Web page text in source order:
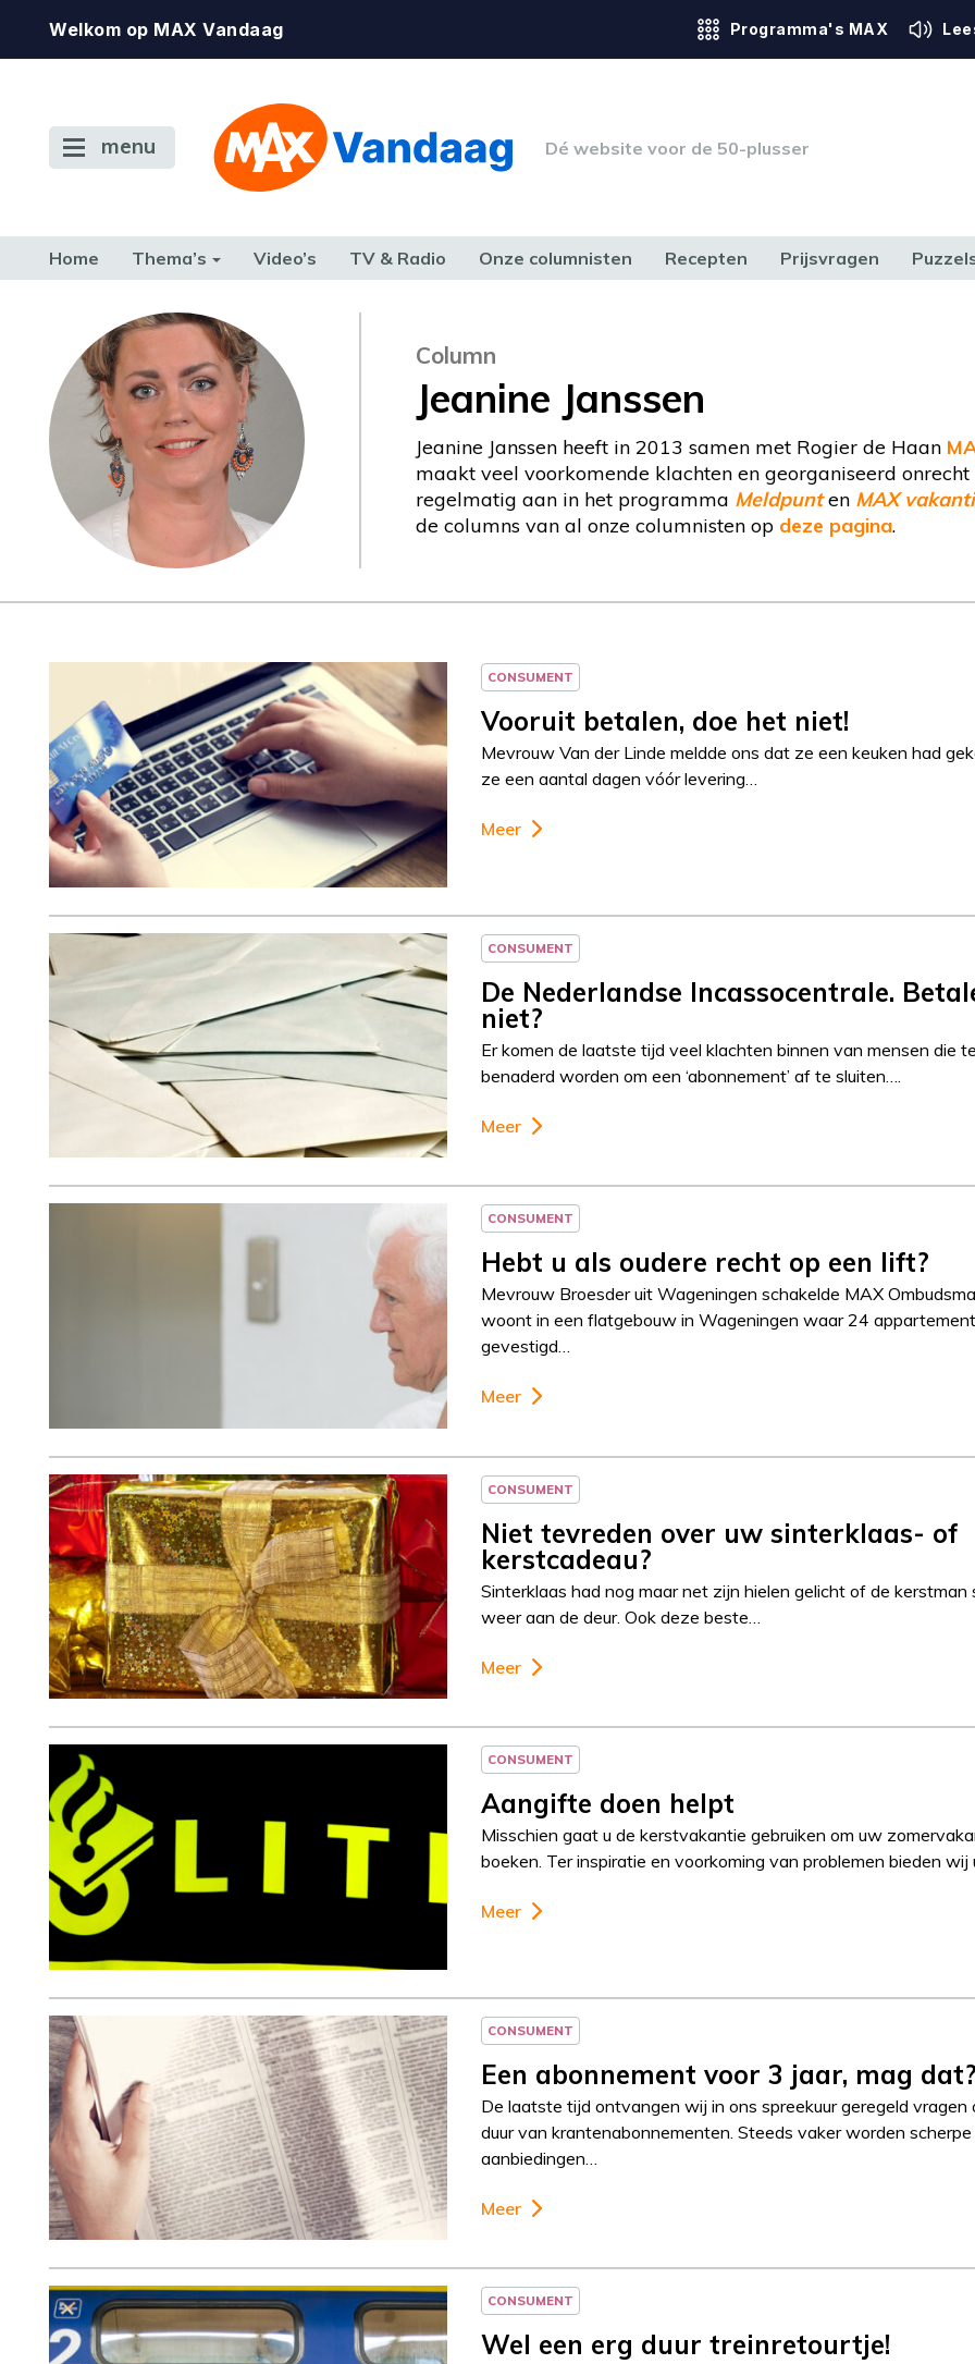
Welkom op MAX Vandaag Programma's MAX
menu Dé website voor de 50-plusser
Home Thema’s Video’s TV & Radio Onze columnisten Recepten Prijsvragen
TERUG NAAR TOEN
Column
Jeanine Janssen
Jeanine Janssen heeft in 2013 samen met Rogier de Haan
maakt veel voorkomende klachten en georganiseerd
regelmatig aan in het programma Meldpunten MAX
de columns van al onze columnisten op deze pagina.
Column
Jeanine Janssen
CONSUMENT
Vooruit betalen, doe het niet!
Mevrouw Van der Linde meldde ons dat ze een keuken had
ze een aantal dagen vóór levering…
Meer
Column
Jeanine Janssen
CONSUMENT
De Nederlandse Incassocentrale.
niet?
Er komen de laatste tijd veel klachten binnen van mensen die
benaderd worden om een ‘abonnement’ af te sluiten….
Meer
Column
CONSUMENT
Hebt u als oudere recht op een lift?
Mevrouw Broesder uit Wageningen schakelde MAX
woont in een flatgebouw in Wageningen waar 24
gevestigd…
Meer
Column
Jeanine Janssen
CONSUMENT
Niet tevreden over uw sinterklaas- of
kerstcadeau?
Sinterklaas had nog maar net zijn hielen gelicht of de kerstman
weer aan de deur. Ook deze beste…
Meer
Column
Jeanine Janssen
CONSUMENT
Aangifte doen helpt
Misschien gaat u de kerstvakantie gebruiken om uw
boeken. Ter inspiratie en voorkoming van problemen bieden wij
Meer
Column
Jeanine Janssen
CONSUMENT
Een abonnement voor 3 jaar, mag dat?
De laatste tijd ontvangen wij in ons spreekuur geregeld vragen
duur van krantenabonnementen. Steeds vaker worden scherpe
aanbiedingen…
Meer
CONSUMENT
Wel een erg duur treinretourtje!